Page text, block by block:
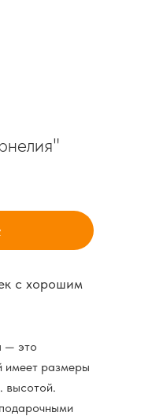
с хорошим
— это
имеет размеры
высотой.